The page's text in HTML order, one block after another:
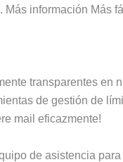
información Más
transparentes
de gestión de
mail eficazmente!
de asistencia